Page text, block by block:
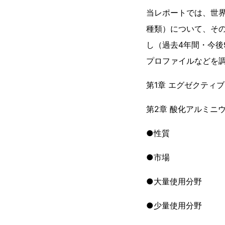
当レポートでは、世
種類）について、そ
し（過去4年間・今
プロファイルなどを
第1章 エグゼクティ
第2章 酸化アルミニ
●性質
●市場
●大量使用分野
●少量使用分野